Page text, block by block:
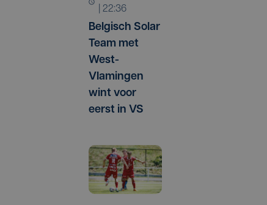
| 22:36
Belgisch Solar
Team met
West-
Vlamingen
wint voor
eerst in VS